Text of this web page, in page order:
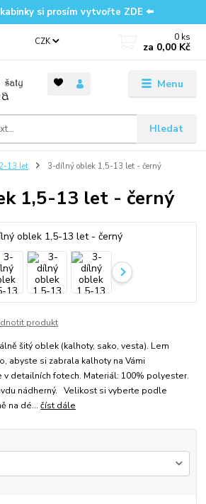
si prosím vytvořte ZDE ⬅️
Menu
CZK
Hledat
0 ks
za 0,00 Kč
13 let 3-dílný oblek 1,5-13 let - černý
1,5-13 let - černý
produkt
šitý oblek (kalhoty, sako, vesta). Lem
abyste si zabrala kalhoty na Vámi
v detailních fotech. Materiál: 100% polyester.
nádherný. Velikost si vyberte podle
na dé...číst dále